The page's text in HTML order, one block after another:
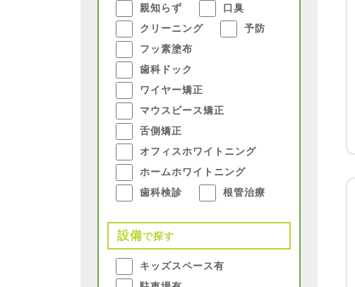
親知らず
口臭
クリーニング
予防
フッ素塗布
歯科ドック
ワイヤー矯正
マウスピース矯正
舌側矯正
オフィスホワイトニング
ホームホワイトニング
歯科検診
根管治療
設備で探す
キッズスペース有